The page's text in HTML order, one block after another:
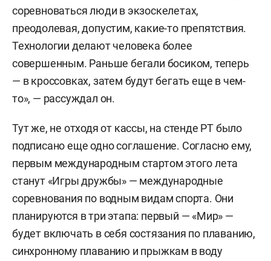
соревноваться люди в экзоскелетах,
преодолевая, допустим, какие-то препятствия.
Технологии делают человека более
совершенным. Раньше бегали босиком, теперь
— в кроссовках, затем будут бегать еще в чем-
то», — рассуждал он.
Тут же, не отходя от кассы, на стенде РТ было
подписано еще одно соглашение. Согласно ему,
первым международным стартом этого лета
станут «Игры дружбы» — международные
соревнования по водным видам спорта. Они
планируются в три этапа: первый — «Мир» —
будет включать в себя состязания по плаванию,
синхронному плаванию и прыжкам в воду